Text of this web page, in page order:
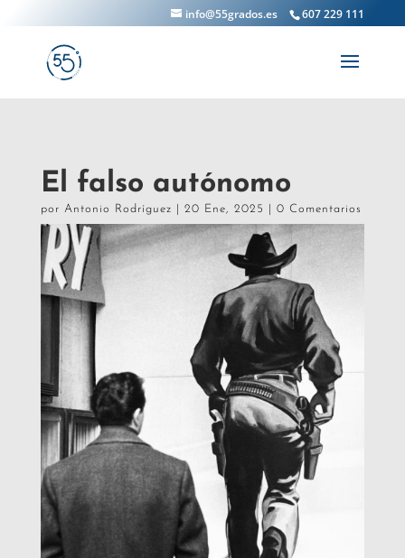
607 229 111
info@55grados.es
El falso autónomo
por Antonio Rodríguez 20 Ene, 2025 0 Comentarios